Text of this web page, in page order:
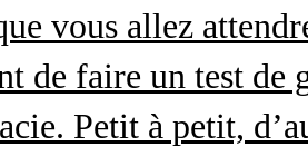
vous allez
de faire un test de
Petit à petit,